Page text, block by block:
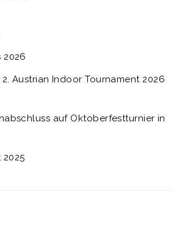
2026
Austrian Indoor Tournament 2026
auf Oktoberfestturnier in
2025